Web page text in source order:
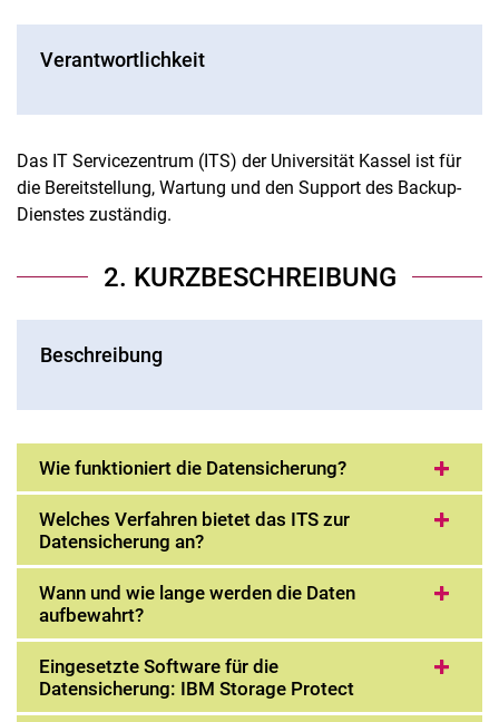
Verantwortlichkeit
Das IT Servicezentrum (ITS) der Universität Kassel ist für
die Bereitstellung, Wartung und den Support des Backup-
Dienstes zuständig.
2. KURZBESCHREIBUNG
Beschreibung
Wie funktioniert die Datensicherung?
Welches Verfahren bietet das ITS zur
Datensicherung an?
Wann und wie lange werden die Daten
aufbewahrt?
Eingesetzte Software für die
Datensicherung: IBM Storage Protect